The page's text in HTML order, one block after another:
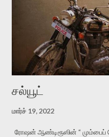
எவ்வளவு யோசித்தும்
உண்மையும் உண்டு தான் . இன்று
சல்யூட்
மார்ச் 19, 2022
ரோஷன் ஆண்டிரூஸின் “ மும்பைப்